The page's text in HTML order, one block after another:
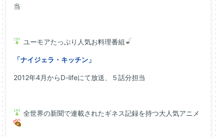
当
ユーモアたっぷり人気お料理番組
「ナイジェラ・キッチン」
2012年4月からD-lifeにて放送、５話分担当
全世界の新聞で連載されたギネス記録を持つ大人気アニメ